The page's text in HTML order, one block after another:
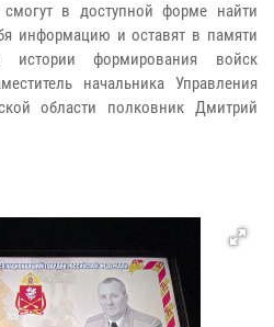
смогут в доступной форме найти
информацию и оставят в памяти
формирования войск
начальника Управления
области полковник Дмитрий